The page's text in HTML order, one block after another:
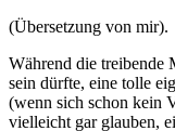
(Übersetzung von mir).
Während die treibende
sein dürfte, eine tolle
(wenn sich schon kein
vielleicht gar glauben,